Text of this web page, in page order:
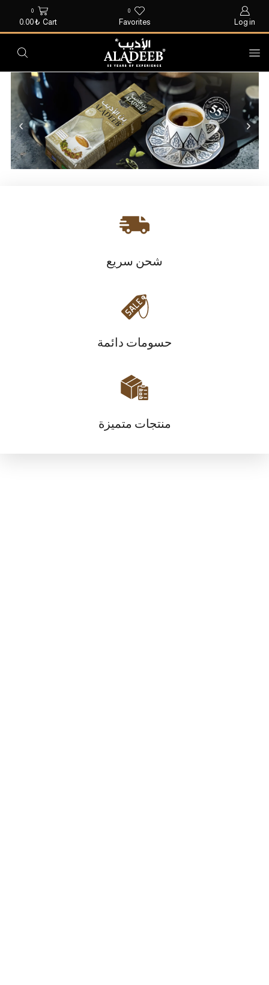
Log in
0
Favorites
0
Cart
0.00₺
شحن سريع
حسومات دائمة
منتجات متميزة